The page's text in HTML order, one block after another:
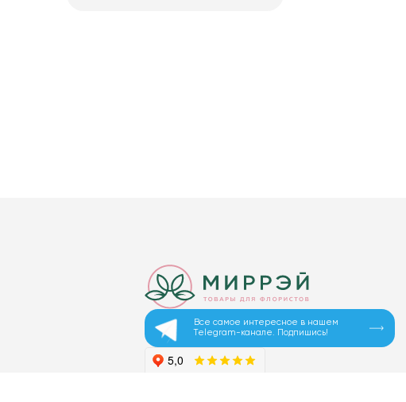
Все самое интересное в нашем
Telegram-канале. Подпишись!